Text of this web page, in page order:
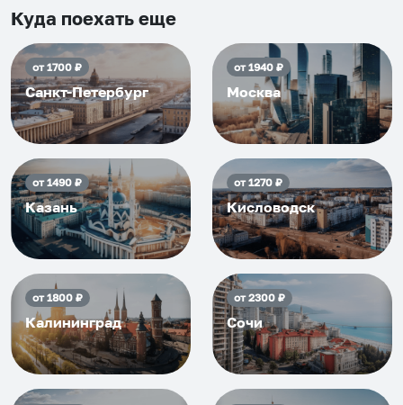
приезжать еще...
Куда поехать еще
от1700₽
Санкт-Петербург
от1940₽
Москва
от1490₽
Казань
от1270₽
Кисловодск
от1800₽
Калининград
от2300₽
Сочи